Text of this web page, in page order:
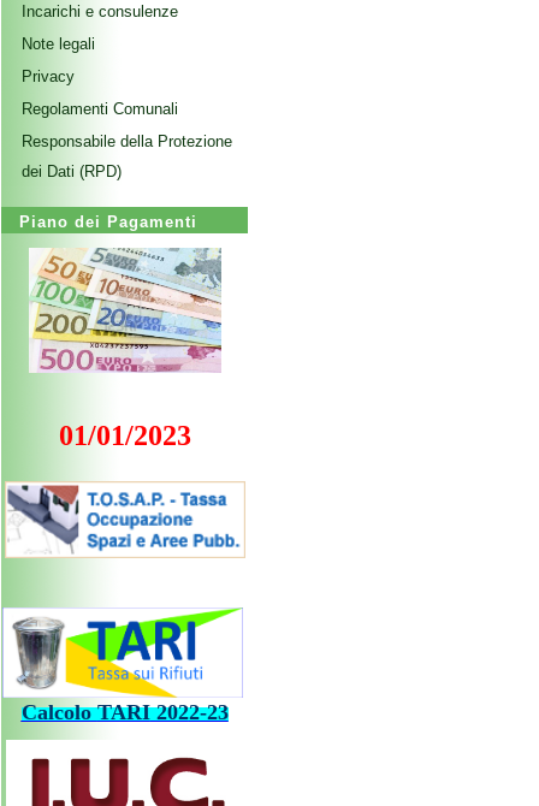
Incarichi e consulenze
Note legali
Privacy
Regolamenti Comunali
Responsabile della Protezione
dei Dati (RPD)
Piano dei Pagamenti
01/01/2023
CalcoloTARI2022-23